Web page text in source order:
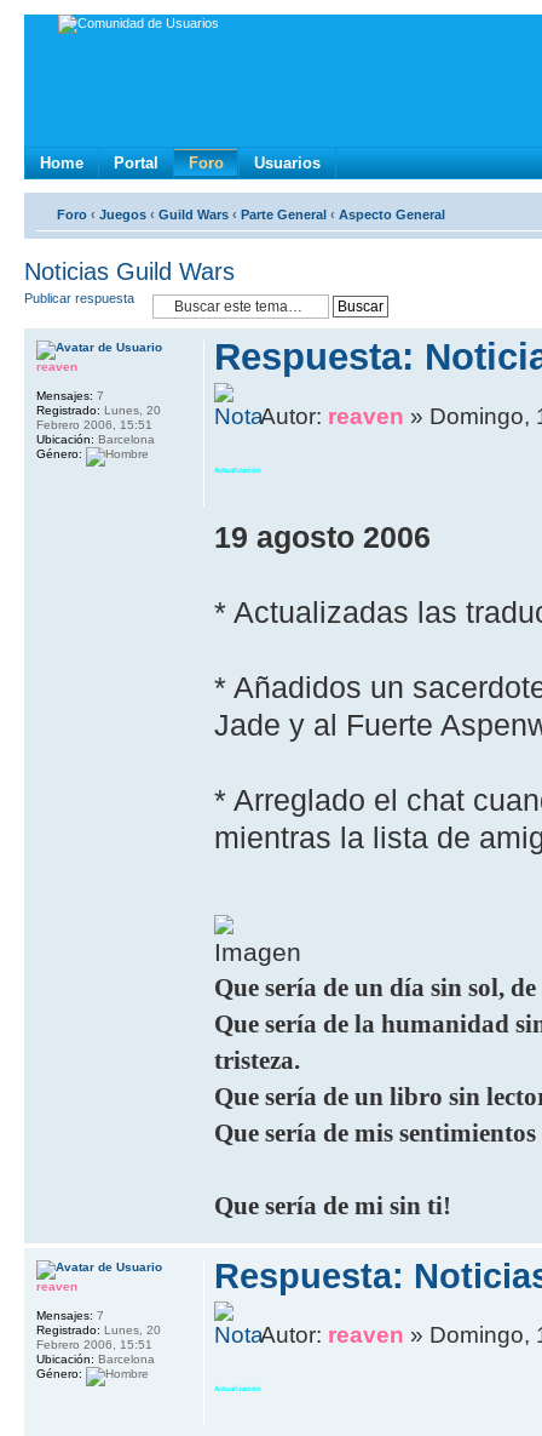
Home Portal Foro Usuarios
Foro ‹ Juegos ‹ Guild Wars ‹ Parte General ‹ Aspecto General
Noticias Guild Wars
Publicar respuesta
Respuesta:
Autor: reaven » Domingo,
Actualización
19 agosto 2006
* Actualizadas las
* Añadidos un
Jade y al Fuerte
* Arreglado el chat
mientras la lista de
Que sería de un día sin sol,
Que sería de la humanidad
tristeza.
Que sería de un libro sin
Que sería de mis
Que sería de mi sin ti!
reaven
Mensajes: 7
Registrado: Lunes, 20
Febrero 2006, 15:51
Ubicación: Barcelona
Género:
Respuesta:
Autor: reaven » Domingo,
Actualización
reaven
Mensajes: 7
Registrado: Lunes, 20
Febrero 2006, 15:51
Ubicación: Barcelona
Género: